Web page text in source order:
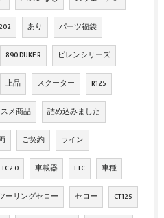
202 あり パーツ福袋
890 DUKE R ピレンシリーズ
上品 スクーター R125
メ商品 詰め込みました
ご契約 ライン
車載器 ETC 車種
ーリングセロー セロー CT125